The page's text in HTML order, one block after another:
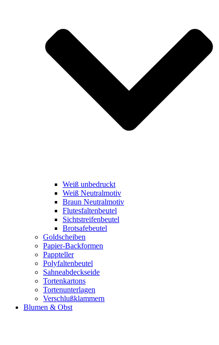
Weiß unbedruckt
Weiß Neutralmotiv
Braun Neutralmotiv
Flutesfaltenbeutel
Sichtstreifenbeutel
Brotsafebeutel
Goldscheiben
Papier-Backformen
Pappteller
Polyfaltenbeutel
Sahneabdeckseide
Tortenkartons
Tortenunterlagen
Verschlußklammern
Blumen & Obst